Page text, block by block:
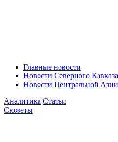
Главные новости
Новости Северного Кавказа
Новости Центральной Азии
Аналитика Статьи
Сюжеты